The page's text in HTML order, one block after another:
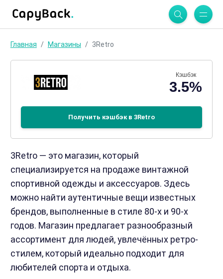
Главная Магазины 3Retro
Кэшбэк
3.5%
Получить кэшбэк в 3Retro
3Retro — это магазин, который
специализируется на продаже винтажной
спортивной одежды и аксессуаров. Здесь
можно найти аутентичные вещи известных
брендов, выполненные в стиле 80-х и 90-х
годов. Магазин предлагает разнообразный
ассортимент для людей, увлечённых ретро-
стилем, который идеально подходит для
любителей спорта и отдыха.